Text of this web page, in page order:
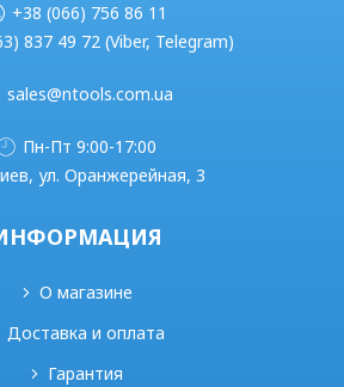
+38 (066) 756 86 11
837 49 72 (Viber, Telegram)
sales@ntools.com.ua
Пн-Пт 9:00-17:00
ул. Оранжерейная, 3
О магазине
Доставка и оплата
Гарантия